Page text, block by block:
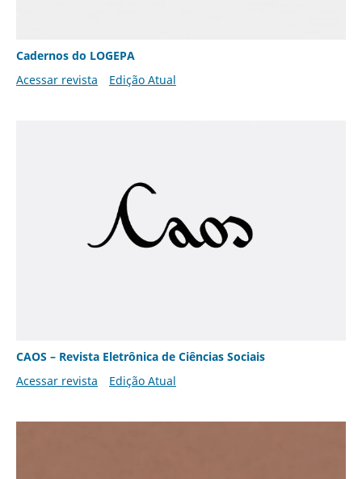
Cadernos do LOGEPA
Acessar revista
Edição Atual
CAOS – Revista Eletrônica de Ciências Sociais
Acessar revista
Edição Atual